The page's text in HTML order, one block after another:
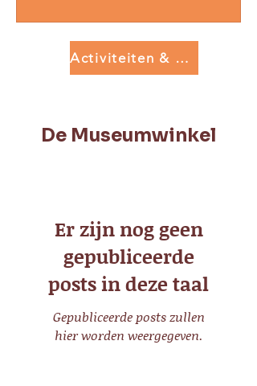
Activiteiten & Workshops
De Museumwinkel
Er zijn nog geen
gepubliceerde
posts in deze taal
Gepubliceerde posts zullen
hier worden weergegeven.